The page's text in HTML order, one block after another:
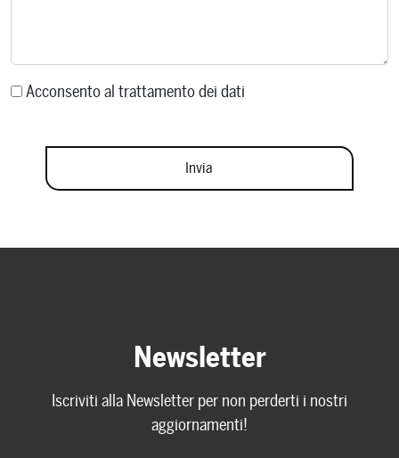
Acconsento al trattamento dei dati
Newsletter
Iscriviti alla Newsletter per non perderti i nostri
aggiornamenti!